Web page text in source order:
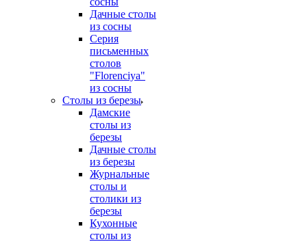
Дачные столы
из сосны
Серия
письменных
столов
"Florenciya"
из сосны
Столы из березы
Дамские
столы из
березы
Дачные столы
из березы
Журнальные
столы и
столики из
березы
Кухонные
столы из